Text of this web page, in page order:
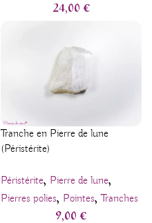
24,00€
Tranche en Pierre de lune
(Péristérite)
Péristérite, Pierre de lune,
Pierres polies, Pointes, Tranches
9,00€